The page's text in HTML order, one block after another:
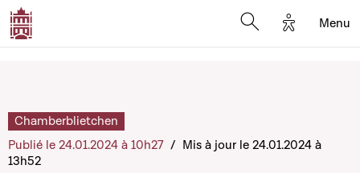
Options
Menu
Chamberblietchen
Publié le 24.01.2024 à 10h27 / Mis à jour le 24.01.2024 à
13h52